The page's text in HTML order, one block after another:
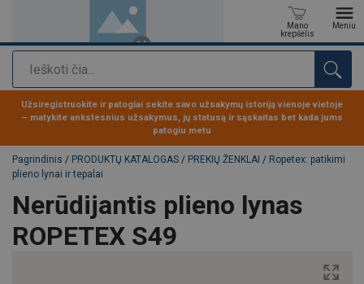
Paieška
Mano
krepšelis
Meniu
Produktas buvo pridėtas prie jūsų užklausos
Užsiregistruokite ir patogiai sekite savo užsakymų istoriją vienoje vietoje
– matykite ankstesnius užsakymus, jų statusą ir sąskaitas bet kada jums
patogiu metu
Pagrindinis / PRODUKTŲ KATALOGAS / PREKIŲ ŽENKLAI / Ropetex: patikimi
plieno lynai ir tepalai
Nerūdijantis plieno lynas
ROPETEX S49